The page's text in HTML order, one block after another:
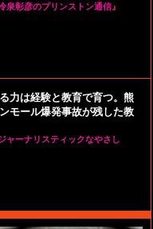
泉彰彦のプリンストン通信』
力は経験と教育で育つ。熊
モール爆発事故が残した教
ャーナリスティックなやさし